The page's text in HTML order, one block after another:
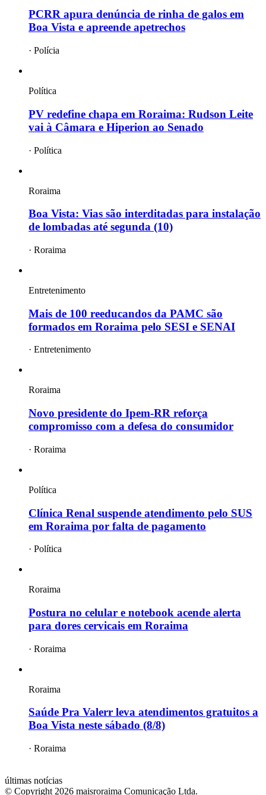
PCRR apura denúncia de rinha de galos em
Boa Vista e apreende apetrechos
· Polícia
Política
PV redefine chapa em Roraima: Rudson Leite
vai à Câmara e Hiperion ao Senado
· Política
Roraima
Boa Vista: Vias são interditadas para instalação
de lombadas até segunda (10)
· Roraima
Entretenimento
Mais de 100 reeducandos da PAMC são
formados em Roraima pelo SESI e SENAI
· Entretenimento
Roraima
Novo presidente do Ipem-RR reforça
compromisso com a defesa do consumidor
· Roraima
Política
Clínica Renal suspende atendimento pelo SUS
em Roraima por falta de pagamento
· Política
Roraima
Postura no celular e notebook acende alerta
para dores cervicais em Roraima
· Roraima
Roraima
Saúde Pra Valerr leva atendimentos gratuitos a
Boa Vista neste sábado (8/8)
· Roraima
últimas notícias
© Copyright 2026 maisroraima Comunicação Ltda.